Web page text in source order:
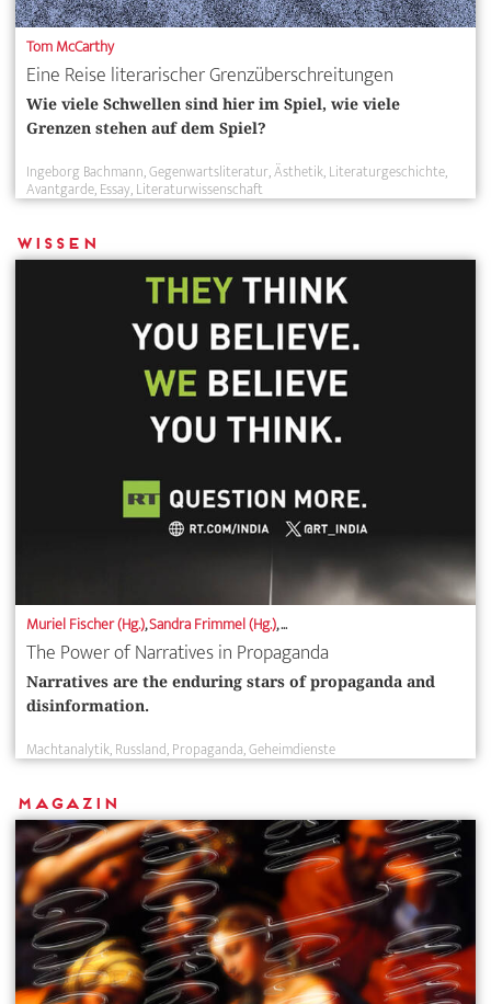
Tom McCarthy
Eine Reise literarischer Grenzüberschreitungen
Wie viele Schwellen sind hier im Spiel, wie viele
Grenzen stehen auf dem Spiel?
Ingeborg Bachmann Gegenwartsliteratur Ästhetik Literaturgeschichte
Avantgarde Essay Literaturwissenschaft
Wissen
Muriel Fischer (Hg.),Sandra Frimmel (Hg.), ...
The Power of Narratives in Propaganda
Narratives are the enduring stars of propaganda and
disinformation.
Machtanalytik Russland Propaganda Geheimdienste
Magazin